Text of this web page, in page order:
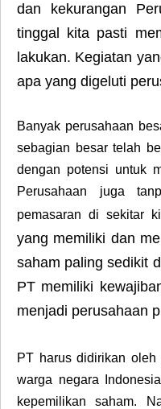
dan kekurangan
tinggal kita pasti
lakukan. Kegiatan
apa yang digeluti
Banyak perusahaan
sebagian besar telah
dengan potensi untuk
Perusahaan juga
pemasaran di sekitar
yang memiliki dan
saham paling sedikit
PT memiliki
menjadi perusahaan
PT harus didirikan oleh
warga negara
kepemilikan saham.